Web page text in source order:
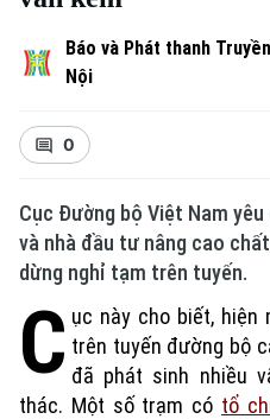
Báo và Phát thanh
Nội
0
Cục Đường bộ Việt Nam
và nhà đầu tư nâng cao
dừng nghỉ tạm trên tuyến.
C ục này cho biết,
trên tuyến đường bộ
đã phát sinh nhiều
thác. Một số trạm có tổ